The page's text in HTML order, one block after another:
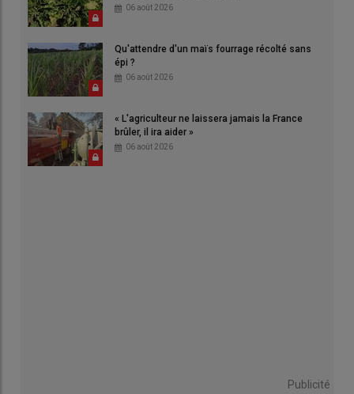
06 août 2026
Qu'attendre d'un maïs fourrage récolté sans
épi ?
06 août 2026
« L'agriculteur ne laissera jamais la France
brûler, il ira aider »
06 août 2026
Publicité